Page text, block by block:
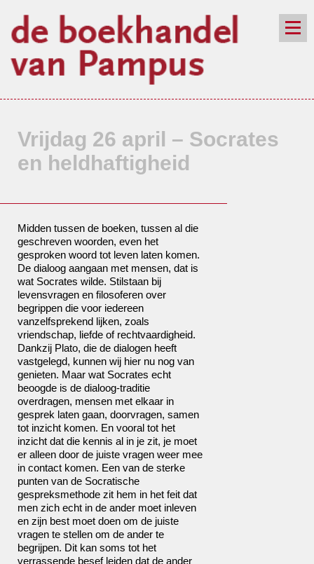
Vrijdag 26 april – Socrates
en heldhaftigheid
Midden tussen de boeken, tussen al die
geschreven woorden, even het
gesproken woord tot leven laten komen.
De dialoog aangaan met mensen, dat is
wat Socrates wilde. Stilstaan bij
levensvragen en filosoferen over
begrippen die voor iedereen
vanzelfsprekend lijken, zoals
vriendschap, liefde of rechtvaardigheid.
Dankzij Plato, die de dialogen heeft
vastgelegd, kunnen wij hier nu nog van
genieten. Maar wat Socrates echt
beoogde is de dialoog-traditie
overdragen, mensen met elkaar in
gesprek laten gaan, doorvragen, samen
tot inzicht komen. En vooral tot het
inzicht dat die kennis al in je zit, je moet
er alleen door de juiste vragen weer mee
in contact komen. Een van de sterke
punten van de Socratische
gespreksmethode zit hem in het feit dat
men zich echt in de ander moet inleven
en zijn best moet doen om de juiste
vragen te stellen om de ander te
begrijpen. Dit kan soms tot het
verrassende besef leiden dat de ander